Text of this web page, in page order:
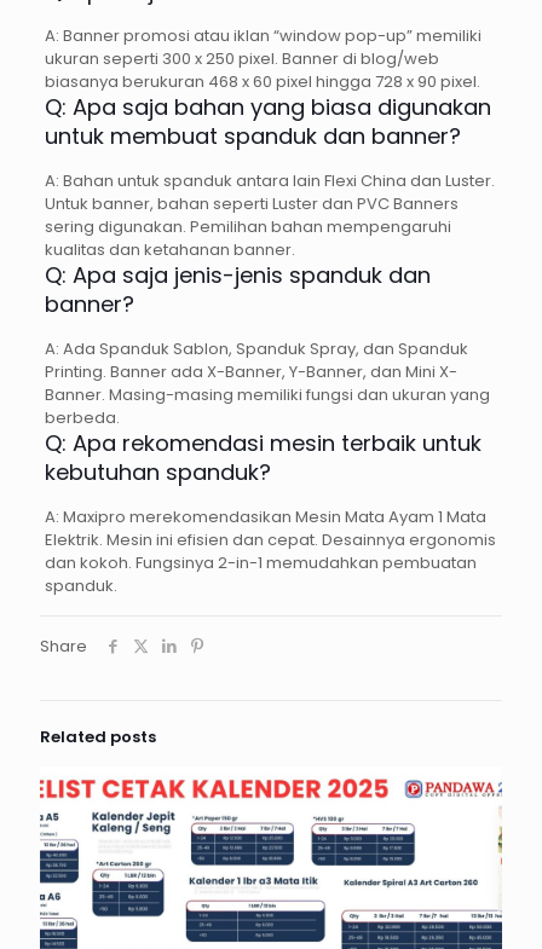
A: Banner promosi atau iklan “window pop-up” memiliki
ukuran seperti 300 x 250 pixel. Banner di blog/web
biasanya berukuran 468 x 60 pixel hingga 728 x 90 pixel.
Q: Apa saja bahan yang biasa digunakan
untuk membuat spanduk dan banner?
A: Bahan untuk spanduk antara lain Flexi China dan Luster.
Untuk banner, bahan seperti Luster dan PVC Banners
sering digunakan. Pemilihan bahan mempengaruhi
kualitas dan ketahanan banner.
Q: Apa saja jenis-jenis spanduk dan
banner?
A: Ada Spanduk Sablon, Spanduk Spray, dan Spanduk
Printing. Banner ada X-Banner, Y-Banner, dan Mini X-
Banner. Masing-masing memiliki fungsi dan ukuran yang
berbeda.
Q: Apa rekomendasi mesin terbaik untuk
kebutuhan spanduk?
A: Maxipro merekomendasikan Mesin Mata Ayam 1 Mata
Elektrik. Mesin ini efisien dan cepat. Desainnya ergonomis
dan kokoh. Fungsinya 2-in-1 memudahkan pembuatan
spanduk.
Share
Related posts